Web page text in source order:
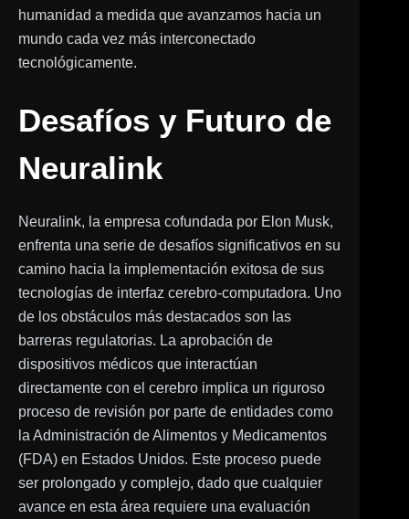
humanidad a medida que avanzamos hacia un
mundo cada vez más interconectado
tecnológicamente.
Desafíos y Futuro de
Neuralink
Neuralink, la empresa cofundada por Elon Musk,
enfrenta una serie de desafíos significativos en su
camino hacia la implementación exitosa de sus
tecnologías de interfaz cerebro-computadora. Uno
de los obstáculos más destacados son las
barreras regulatorias. La aprobación de
dispositivos médicos que interactúan
directamente con el cerebro implica un riguroso
proceso de revisión por parte de entidades como
la Administración de Alimentos y Medicamentos
(FDA) en Estados Unidos. Este proceso puede
ser prolongado y complejo, dado que cualquier
avance en esta área requiere una evaluación